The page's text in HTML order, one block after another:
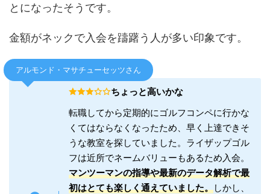
とになったそうです。
金額がネックで入会を躊躇う人が多い印象です。
アルモンド・マサチューセッツさん
ちょっと高いかな
転職してから定期的にゴルフコンペに行かな
くてはならなくなったため、早く上達できそ
うな教室を探していました。ライザップゴル
フは近所でネームバリューもあるため入会。
マンツーマンの指導や最新のデータ解析で最
初はとても楽しく通えていました。しかし、